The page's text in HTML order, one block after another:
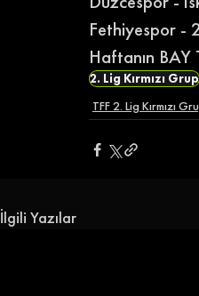
Fethiyespor -
Haftanın BAY
2. Lig Kırmızı Grup
TFF 2. Lig Kırmızı
İlgili Yazılar